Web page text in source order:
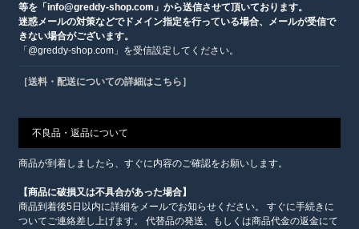
等を「info@greddy-shop.com」から送信させて頂いております。
迷惑メールの対策などでドメイン指定を行っている場合、メールが受信で
きない場合がございます。
「@greddy-shop.com」を受信設定してください。
［送料・配送についての詳細はこちら］
不良品・返品について
商品が到着しましたら、すぐに内容のご確認をお願いします。
【商品に破損又は不具合があった場合】
商品到着後5日以内に詳細をメールでお知らせください。 すぐに手続きに
ついてご連絡差し上げます。 代替品の発送、もしくは商品代金の返金にて